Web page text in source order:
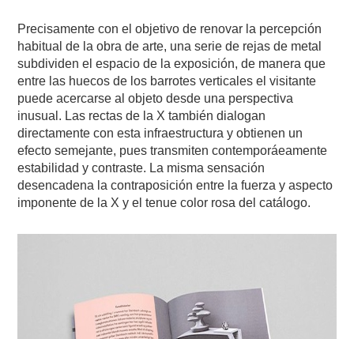
Precisamente con el objetivo de renovar la percepción
habitual de la obra de arte, una serie de rejas de metal
subdividen el espacio de la exposición, de manera que
entre las huecos de los barrotes verticales el visitante
puede acercarse al objeto desde una perspectiva
inusual. Las rectas de la X también dialogan
directamente con esta infraestructura y obtienen un
efecto semejante, pues transmiten contemporáeamente
estabilidad y contraste. La misma sensación
desencadena la contraposición entre la fuerza y aspecto
imponente de la X y el tenue color rosa del catálogo.